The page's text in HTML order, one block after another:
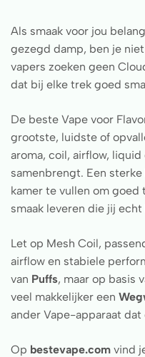
Als smaak voor jou
gezegd damp, ben je
vapers zoeken geen
dat bij elke trek goed
De beste Vape voor
grootste, luidste of
aroma, coil, airflow,
samenbrengt. Een sterke
kamer te vullen om
smaak leveren die jij
Let op Mesh Coil,
airflow en stabiele
van Puffs, maar op basis
veel makkelijker een
ander Vape-apparaat
Op bestevape.com vind